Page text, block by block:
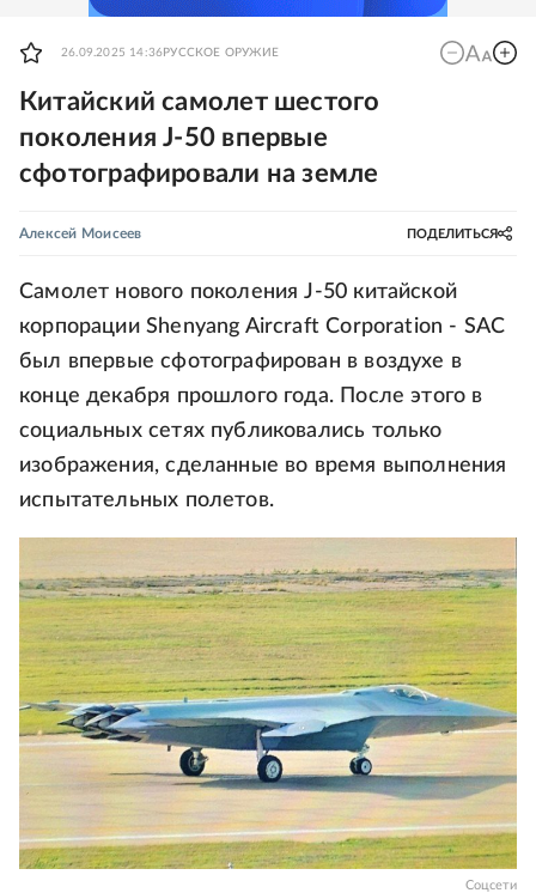
26.09.2025 14:36 РУССКОЕ ОРУЖИЕ
Китайский самолет шестого
поколения J-50 впервые
сфотографировали на земле
Алексей Моисеев ПОДЕЛИТЬСЯ
Самолет нового поколения J-50 китайской
корпорации Shenyang Aircraft Corporation - SAC
был впервые сфотографирован в воздухе в
конце декабря прошлого года. После этого в
социальных сетях публиковались только
изображения, сделанные во время выполнения
испытательных полетов.
Соцсети